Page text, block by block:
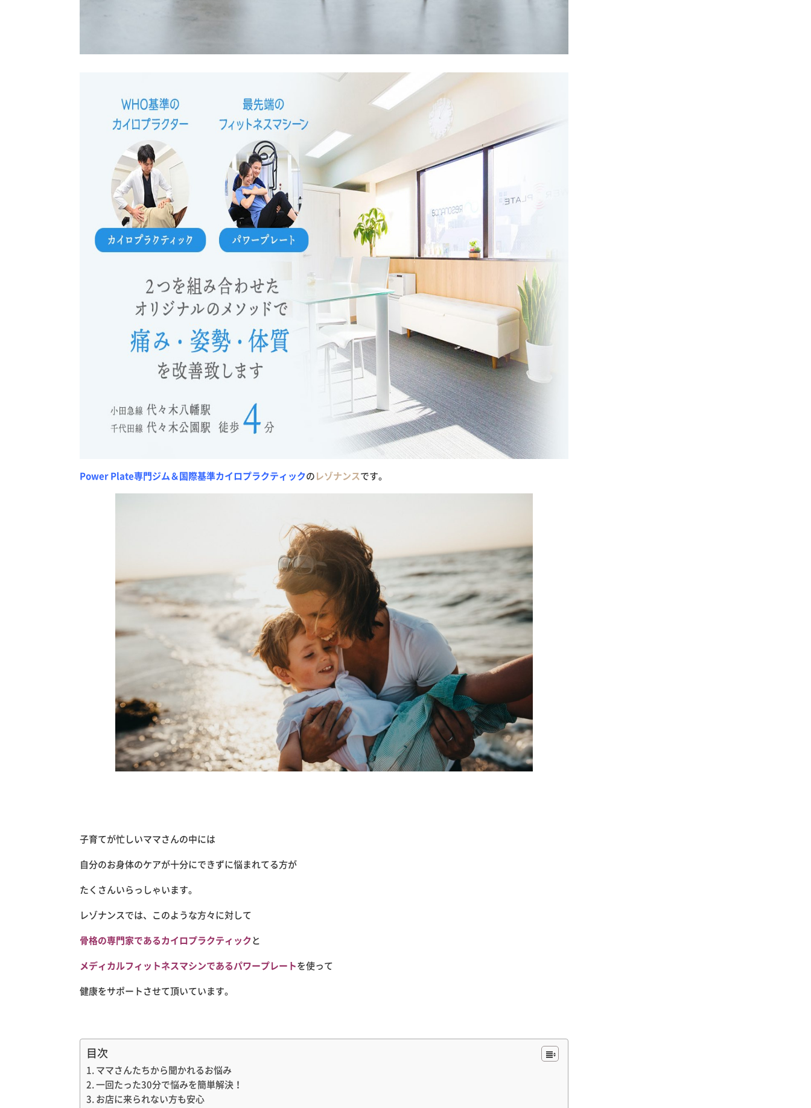
Power Plate専門ジム＆国際基準カイロプラクティックのレゾナンスです。
子育てが忙しいママさんの中には
自分のお身体のケアが十分にできずに悩まれてる方が
たくさんいらっしゃいます。
レゾナンスでは、このような方々に対して
骨格の専門家であるカイロプラクティックと
メディカルフィットネスマシンであるパワープレートを使って
健康をサポートさせて頂いています。
目次
ママさんたちから聞かれるお悩み
一回たった30分で悩みを簡単解決！
お店に来られない方も安心